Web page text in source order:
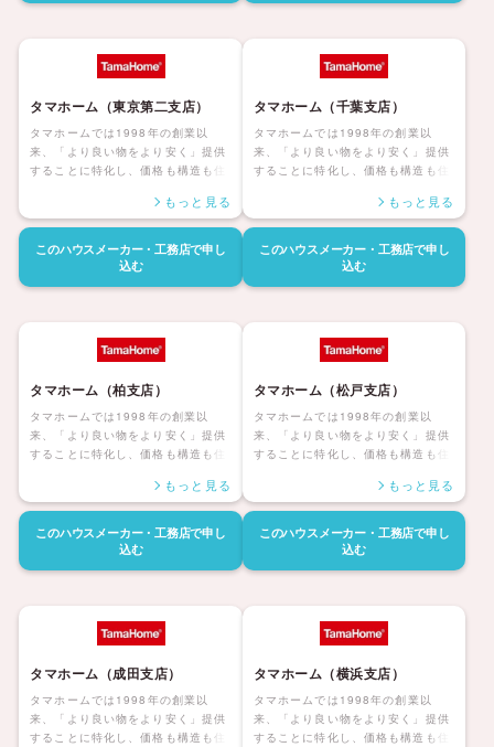
フ、ハッピーホーム」を展開してい
フ、ハッピーホーム」を展開してい
タマホーム（東京第二支店）
タマホームでは1998年の創業以
来、「より良い物をより安く」提供
することに特化し、価格も構造も住
る「大安心の家シリーズ」を展開し
ています。災害にも強く家族みんな
が健康で安心して暮らせる家、アフ
ターサポートも自社社員にて対応し
フ、ハッピーホーム」を展開してい
もっと見る
このハウスメーカー・工務店で申し
込む
タマホーム（千葉支店）
タマホームでは1998年の創業以
来、「より良い物をより安く」提供
することに特化し、価格も構造も住
る「大安心の家シリーズ」を展開し
ています。災害にも強く家族みんな
が健康で安心して暮らせる家、アフ
ターサポートも自社社員にて対応し
フ、ハッピーホーム」を展開してい
もっと見る
このハウスメーカー・工務店で申し
込む
タマホーム（柏支店）
タマホームでは1998年の創業以
来、「より良い物をより安く」提供
することに特化し、価格も構造も住
る「大安心の家シリーズ」を展開し
ています。災害にも強く家族みんな
が健康で安心して暮らせる家、アフ
ターサポートも自社社員にて対応し
フ、ハッピーホーム」を展開してい
もっと見る
このハウスメーカー・工務店で申し
込む
タマホーム（松戸支店）
タマホームでは1998年の創業以
来、「より良い物をより安く」提供
することに特化し、価格も構造も住
る「大安心の家シリーズ」を展開し
ています。災害にも強く家族みんな
が健康で安心して暮らせる家、アフ
ターサポートも自社社員にて対応し
フ、ハッピーホーム」を展開してい
もっと見る
このハウスメーカー・工務店で申し
込む
タマホーム（成田支店）
タマホームでは1998年の創業以
来、「より良い物をより安く」提供
することに特化し、価格も構造も住
タマホーム（横浜支店）
タマホームでは1998年の創業以
来、「より良い物をより安く」提供
することに特化し、価格も構造も住